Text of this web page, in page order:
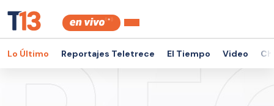
Lo Último Reportajes Teletrece El Tiempo Video